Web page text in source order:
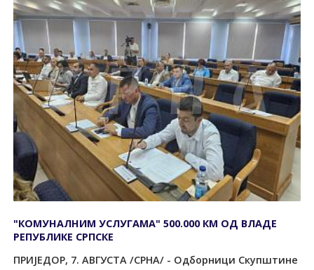
"КОМУНАЛНИМ УСЛУГАМА" 500.000 КМ ОД ВЛАДЕ
РЕПУБЛИКЕ СРПСКЕ
ПРИЈЕДОР, 7. АВГУСТА /СРНА/ - Одборници Скупштине